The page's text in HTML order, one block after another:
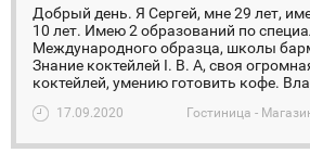
Добрый день. Я Сергей, мне 29 лет,
10 лет. Имею 2 образований по
Международного образца, школы
Знание коктейлей I. B. A, своя
коктейлей, умению готовить кофе.
17.09.2020 Гостиница -